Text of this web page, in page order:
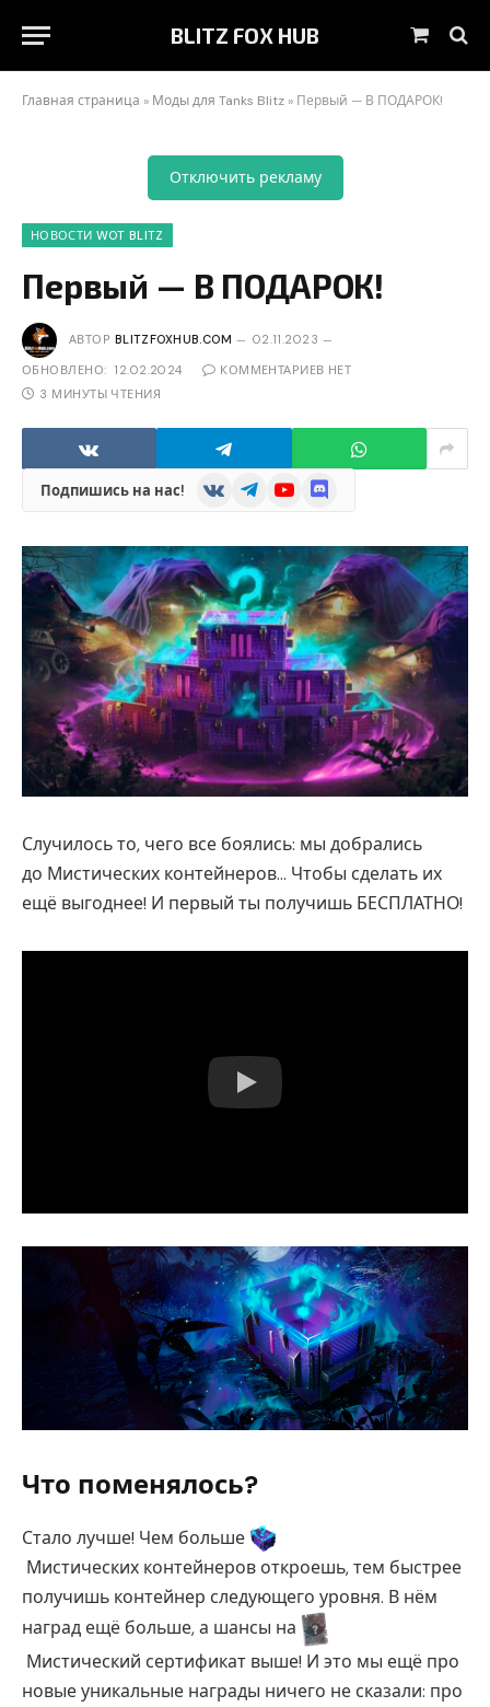
BLITZ FOX HUB Корзина
Главная страница » Моды для Tanks Blitz » Первый — В ПОДАРОК!
Отключить рекламу
НОВОСТИ WOT BLITZ
Первый — В ПОДАРОК!
АВТОР BLITZFOXHUB.COM 02.11.2023
ОБНОВЛЕНО: 12.02.2024
КОММЕНТАРИЕВ НЕТ
3 МИНУТЫ ЧТЕНИЯ
Подпишись на нас! VKontakteTelegramYouTubeDiscord
Случилось то, чего все боялись: мы добрались
до Мистических контейнеров… Чтобы сделать их
ещё выгоднее! И первый ты получишь БЕСПЛАТНО!
Что поменялось?
Стало лучше! Чем больше
Мистических контейнеров откроешь, тем быстрее
получишь контейнер следующего уровня. В нём
наград ещё больше, а шансы на
Мистический сертификат выше! И это мы ещё про
новые уникальные награды ничего не сказали: про